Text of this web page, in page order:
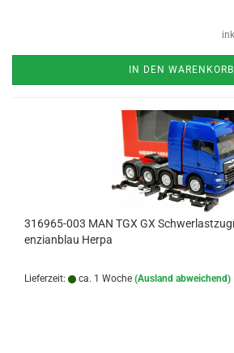
IN DEN WARENKORB
316965-003 MAN TGX GX
enzianblau Herpa
Lieferzeit: ca. 1 Woche (Ausland abweichend)